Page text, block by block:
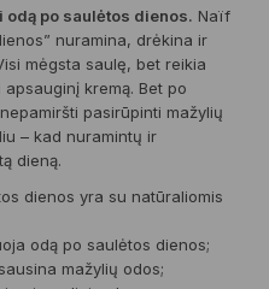
po saulėtos dienos. Naïf
nuramina, drėkina ir
mėgsta saulę, bet reikia
kremą. Bet po
pasirūpinti mažylių
– kad nuramintų ir
dieną.
dienos yra su natūraliomis
odą po saulėtos dienos;
mažylių odos;